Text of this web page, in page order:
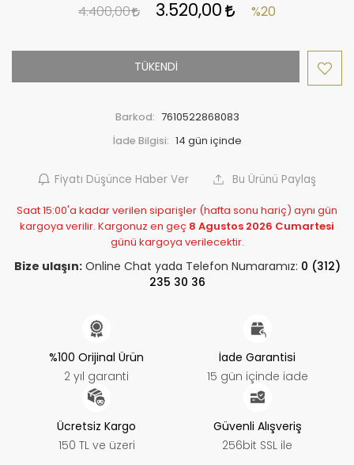
4.400,00 3.520,00 %20
TÜKENDİ
Barkod: 7610522868083
İade Bilgisi:
Fiyatı Düşünce Haber Ver Bu Ürünü Paylaş
Saat 15:00'a kadar verilen siparişler (hafta sonu hariç) aynı gün
kargoya verilir. Kargonuz en geç 8 Agustos 2026 Cumartesi
günü kargoya verilecektir.
Bize ulaşın:Online Chat yada Telefon Numaramız: 0 (312)
235 30 36
%100 Orijinal Ürün
2 yıl garanti
İade Garantisi
15 gün içinde iade
Ücretsiz Kargo
150 TL ve üzeri
Güvenli Alışveriş
256bit SSL ile